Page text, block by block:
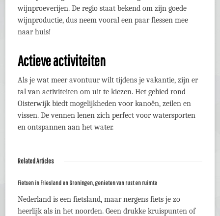
wijnproeverijen. De regio staat bekend om zijn goede
wijnproductie, dus neem vooral een paar flessen mee
naar huis!
Actieve activiteiten
Als je wat meer avontuur wilt tijdens je vakantie, zijn er
tal van activiteiten om uit te kiezen. Het gebied rond
Oisterwijk biedt mogelijkheden voor kanoën, zeilen en
vissen. De vennen lenen zich perfect voor watersporten
en ontspannen aan het water.
Related Articles
Fietsen in Friesland en Groningen, genieten van rust en ruimte
Nederland is een fietsland, maar nergens fiets je zo
heerlijk als in het noorden. Geen drukke kruispunten of